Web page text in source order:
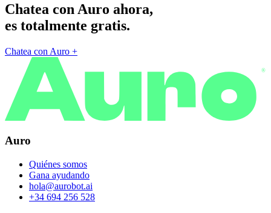
Chatea con Auro ahora,
es totalmente gratis.
Chatea con Auro +
®
Auro
Quiénes somos
Gana ayudando
hola@aurobot.ai
+34 694 256 528